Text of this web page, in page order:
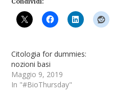
Citologia for dummies:
nozioni basi
Maggio 9, 2019
In "#BioThursday"